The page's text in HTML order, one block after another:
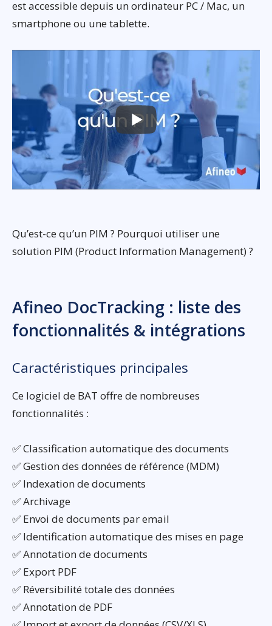
est accessible depuis un ordinateur PC / Mac, un
smartphone ou une tablette.
Qu’est-ce qu’un PIM ? Pourquoi utiliser une
solution PIM (Product Information Management) ?
Afineo DocTracking : liste des
fonctionnalités & intégrations
Caractéristiques principales
Ce logiciel de BAT offre de nombreuses
fonctionnalités :
✅ Classification automatique des documents
✅ Gestion des données de référence (MDM)
✅ Indexation de documents
✅ Archivage
✅ Envoi de documents par email
✅ Identification automatique des mises en page
✅ Annotation de documents
✅ Export PDF
✅ Réversibilité totale des données
✅ Annotation de PDF